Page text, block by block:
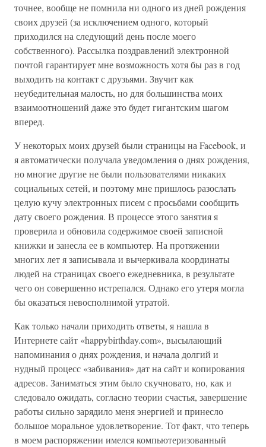
точнее, вообще не помнила ни одного из дней рождения
своих друзей (за исключением одного, который
приходился на следующий день после моего
собственного). Рассылка поздравлений электронной
почтой гарантирует мне возможность хотя бы раз в год
выходить на контакт с друзьями. Звучит как
неубедительная малость, но для большинства моих
взаимоотношений даже это будет гигантским шагом
вперед.
У некоторых моих друзей были страницы на Facebook, и
я автоматически получала уведомления о днях рождения,
но многие другие не были пользователями никаких
социальных сетей, и поэтому мне пришлось разослать
целую кучу электронных писем с просьбами сообщить
дату своего рождения. В процессе этого занятия я
проверила и обновила содержимое своей записной
книжки и занесла ее в компьютер. На протяжении
многих лет я записывала и вычеркивала координаты
людей на страницах своего ежедневника, в результате
чего он совершенно истрепался. Однако его утеря могла
бы оказаться невосполнимой утратой.
Как только начали приходить ответы, я нашла в
Интернете сайт «happybirthday.com», высылающий
напоминания о днях рождения, и начала долгий и
нудный процесс «забивания» дат на сайт и копирования
адресов. Заниматься этим было скучновато, но, как и
следовало ожидать, согласно теории счастья, завершение
работы сильно зарядило меня энергией и принесло
большое моральное удовлетворение. Тот факт, что теперь
в моем распоряжении имелся компьютеризованный